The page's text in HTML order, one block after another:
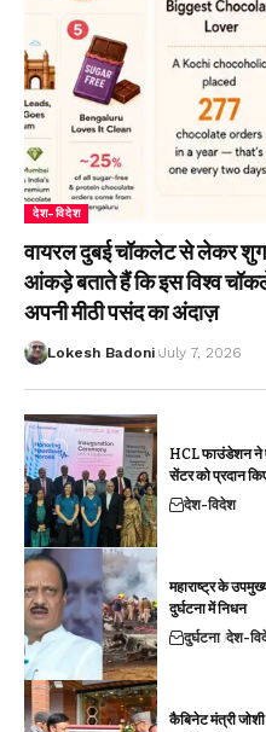
देश-विदेश
वायरल दुबई चॉकलेट से लेकर
आंकड़े बताते हैं कि इस विश्व
अपनी मीठी पसंद का अंदाज़
Lokesh Badoni July 7, 2026
HCL फाउंडेशन ने
सेंटर को प्रदान
देश-विदेश
महाराष्ट्र के
दुर्घटना में निधन
दुर्घटना देश-
कैबिनेट मंत्री